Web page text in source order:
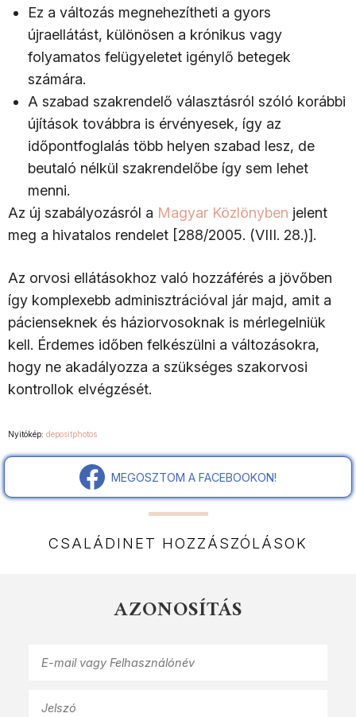
Ez a változás megnehezítheti a gyors
újraellátást, különösen a krónikus vagy
folyamatos felügyeletet igénylő betegek
számára.
A szabad szakrendelő választásról szóló korábbi
újítások továbbra is érvényesek, így az
időpontfoglalás több helyen szabad lesz, de
beutaló nélkül szakrendelőbe így sem lehet
menni.
Az új szabályozásról a Magyar Közlönyben jelent
meg a hivatalos rendelet [288/2005. (VIII. 28.)].
Az orvosi ellátásokhoz való hozzáférés a jövőben
így komplexebb adminisztrációval jár majd, amit a
pácienseknek és háziorvosoknak is mérlegelniük
kell. Érdemes időben felkészülni a változásokra,
hogy ne akadályozza a szükséges szakorvosi
kontrollok elvégzését.
Nyitókép: depositphotos
MEGOSZTOM A FACEBOOKON!
CSALÁDINET HOZZÁSZÓLÁSOK
AZONOSÍTÁS